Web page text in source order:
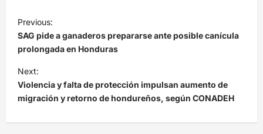
N
a
v
e
g
a
c
Previous:
SAG pide a ganaderos prepararse ante posible canícula
prolongada en Honduras
Next:
Violencia y falta de protección impulsan aumento de
migración y retorno de hondureños, según CONADEH